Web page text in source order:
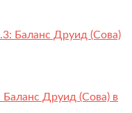
Друид (Сова) в